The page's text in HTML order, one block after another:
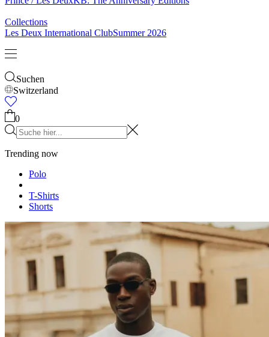
& SockenGürtelSchalsKrawatten
Alles anzeigen